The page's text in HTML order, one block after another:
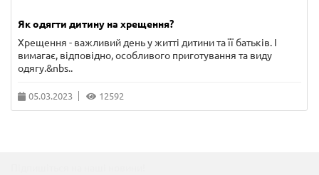
Як одягти дитину на хрещення?
Хрещення - важливий день у житті дитини та її батьків. І
вимагає, відповідно, особливого приготування та виду
одягу.&nbs..
05.03.2023 12592